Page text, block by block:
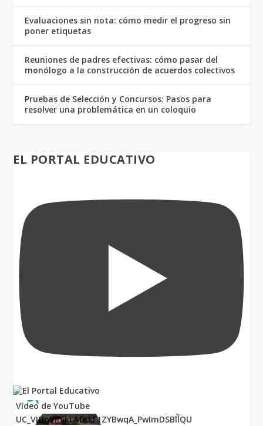
Evaluaciones sin nota: cómo medir el progreso sin
poner etiquetas
Reuniones de padres efectivas: cómo pasar del
monólogo a la construcción de acuerdos colectivos
Pruebas de Selección y Concursos: Pasos para
resolver una problemática en un coloquio
EL PORTAL EDUCATIVO
Vídeo de YouTube
UC_VIUnVRSkLAfKkF1ZYBwqA_PwImDSBllQU